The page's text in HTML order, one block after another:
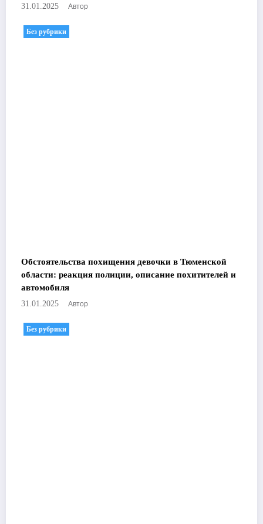
31.01.2025 Автор
Без рубрики
Обстоятельства похищения девочки в Тюменской
области: реакция полиции, описание похитителей и
автомобиля
31.01.2025 Автор
Без рубрики